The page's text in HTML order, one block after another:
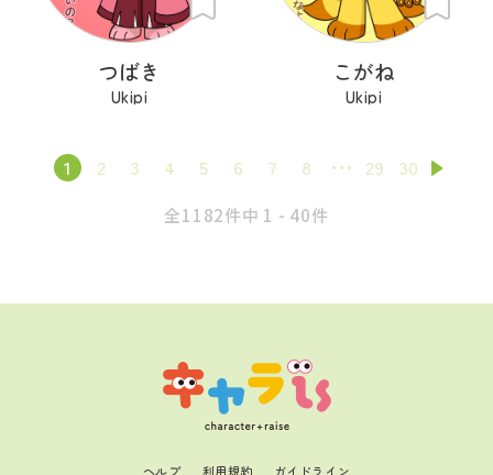
つばき
Ukipi
こがね
Ukipi
1 2 3 4 5 6 7 8 29 30
全1182件中 1 - 40件
ヘルプ 利用規約 ガイドライン